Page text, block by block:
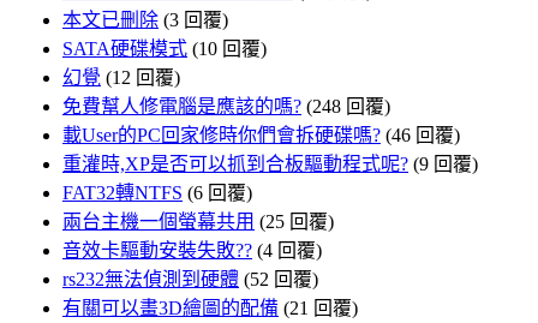
本文已刪除 (3 回覆)
SATA硬碟模式 (10 回覆)
幻覺 (12 回覆)
免費幫人修電腦是應該的嗎? (248 回覆)
載User的PC回家修時你們會拆硬碟嗎? (46 回覆)
重灌時,XP是否可以抓到合板驅動程式呢? (9 回覆)
FAT32轉NTFS (6 回覆)
兩台主機一個螢幕共用 (25 回覆)
音效卡驅動安裝失敗?? (4 回覆)
rs232無法偵測到硬體 (52 回覆)
有關可以畫3D繪圖的配備 (21 回覆)